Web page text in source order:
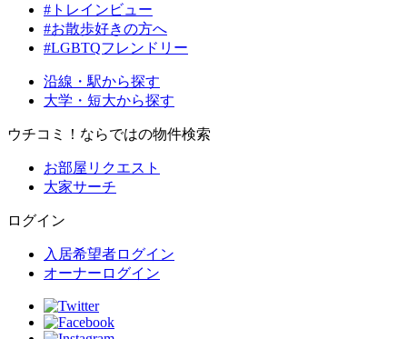
#トレインビュー
#お散歩好きの方へ
#LGBTQフレンドリー
沿線・駅から探す
大学・短大から探す
ウチコミ！ならではの物件検索
お部屋リクエスト
大家サーチ
ログイン
入居希望者ログイン
オーナーログイン